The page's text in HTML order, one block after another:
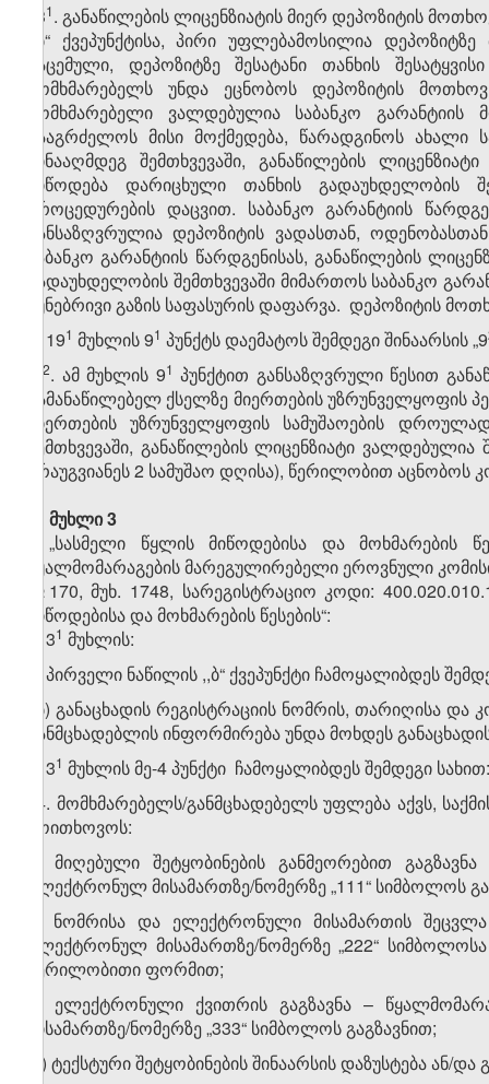
,,3​1. განაწილების ლიცენზიატის მიერ დეპოზიტის
,,ბ“ ქვეპუნქტისა, პირი უფლებამოსილია
გაცემული, დეპოზიტზე შესატანი თანხის
მომხმარებელს უნდა ეცნობოს დეპოზიტის
მომხმარებელი ვალდებულია საბანკო
გააგრძელოს მისი მოქმედება, წარადგინოს ახალი
წინააღმდეგ შემთხვევაში, განაწილების
მიწოდება დარიცხული თანხის გადაუხდელობის
პროცედურების დაცვით. საბანკო გარანტიის
განსაზღვრულია დეპოზიტის ვადასთან,
საბანკო გარანტიის წარდგენისას, განაწილების
გადაუხდელობის შემთხვევაში მიმართოს საბანკო
ბუნებრივი გაზის საფასურის დაფარვა. დეპოზიტის
3. 19​1 მუხლის 9​1 პუნქტს დაემატოს შემდეგი შინაარსის „9
​2. ამ მუხლის 9​1 პუნქტით განსაზღვრული წესით
გამანაწილებელ ქსელზე მიერთების
მიერთების უზრუნველყოფის სამუშაოების
შემთხვევაში, განაწილების ლიცენზიატი
არაუგვიანეს 2 სამუშაო დღისა), წერილობით აცნობოს
მუხლი 3
„სასმელი წყლის მიწოდებისა და მოხმარების
წყალმომარაგების მარეგულირებელი ეროვნული
№170, მუხ. 1748, სარეგისტრაციო კოდი:
მიწოდებისა და მოხმარების წესების“:
1. 3​1 მუხლის:
ა) პირველი ნაწილის ,,ბ“ ქვეპუნქტი ჩამოყალიბდეს
,,ბ) განაცხადის რეგისტრაციის ნომრის, თარიღისა
განმცხადებლის ინფორმირება უნდა მოხდეს
ბ) 3​1 მუხლის მე-4 პუნქტი ჩამოყალიბდეს შემდეგი სახით:
,,4. მომხმარებელს/განმცხადებელს უფლება აქვს,
მოითხოვოს:
ა) მიღებული შეტყობინების განმეორებით
ელექტრონულ მისამართზე/ნომერზე „111“ სიმბოლოს
ბ) ნომრისა და ელექტრონული მისამართის
ელექტრონულ მისამართზე/ნომერზე „222“
წერილობითი ფორმით;
გ) ელექტრონული ქვითრის გაგზავნა –
მისამართზე/ნომერზე „333“ სიმბოლოს გაგზავნით;
დ) ტექსტური შეტყობინების შინაარსის დაზუსტება